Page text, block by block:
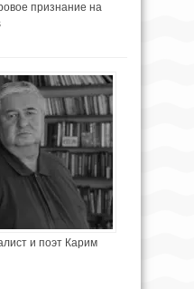
признание на
и поэт Карим